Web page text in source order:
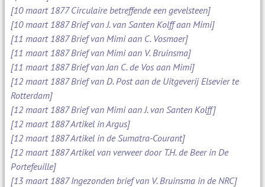
[10 maart 1877 Circulaire betreffende een gevelsteen]
[10 maart 1887 Brief van J. van Santen Kolff aan Mimi]
[11 maart 1887 Brief van Mimi aan C. Vosmaer]
[11 maart 1887 Brief van Mimi aan V. Bruinsma]
[11 maart 1887 Brief van Jan C. de Vos aan Mimi]
[12 maart 1887 Brief van D. Post aan de Uitgeverij Elsevier te
Rotterdam]
[12 maart 1887 Brief van Mimi aan J. van Santen Kolff]
[12 maart 1887 Artikel in Argus]
[12 maart 1887 Artikel in de Sumatra-Courant]
[12 maart 1887 Artikel van verweer door T.H. de Beer in De
Portefeuille]
[13 maart 1887 Ingezonden brief van V. Bruinsma in de NRC]